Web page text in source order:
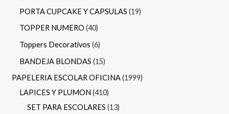
PORTA CUPCAKE Y CAPSULAS 19
TOPPER NUMERO 40
Toppers Decorativos 6
BANDEJA BLONDAS 15
PAPELERIA ESCOLAR OFICINA 1999
LAPICES Y PLUMON 410
SET PARA ESCOLARES 13